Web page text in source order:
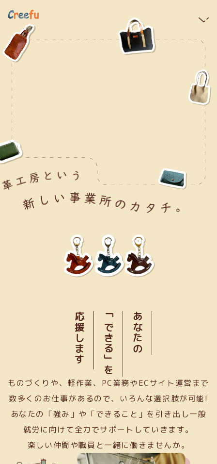
あなたの
「できる」を
応援します
ものづくりや、軽作業、PC業務やECサイト運営まで
数多くのお仕事があるので、いろんな選択肢が可能!
あなたの「強み」や「できること」を引き出し一般
就労に向けて全力でサポートしていきます。
楽しい仲間や職員と一緒に働きませんか。